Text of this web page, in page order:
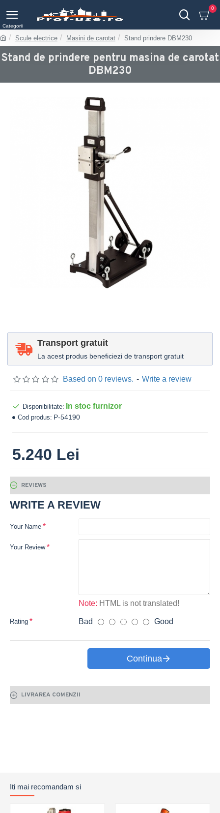
0
Scule electrice Masini de carotat Stand prindere DBM230
Stand de prindere pentru masina de carotat
DBM230
Transport gratuit
La acest produs beneficiezi de transport gratuit
Based on 0 reviews. - Write a review
5.240 Lei
Disponibilitate: In stoc furnizor
Cod produs: P-54190
REVIEWS
WRITE A REVIEW
Your Name
Your Review
Note: HTML is not translated!
Rating Bad Good
Continua
LIVRAREA COMENZII
Iti mai recomandam si